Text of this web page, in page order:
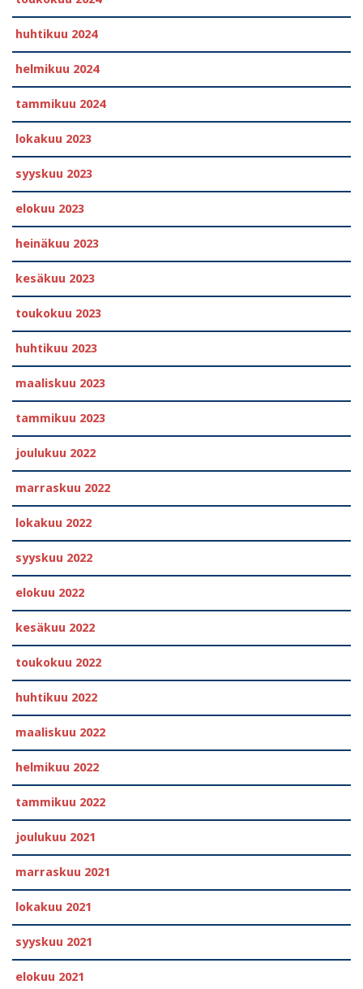
huhtikuu 2024
helmikuu 2024
tammikuu 2024
lokakuu 2023
syyskuu 2023
elokuu 2023
heinäkuu 2023
kesäkuu 2023
toukokuu 2023
huhtikuu 2023
maaliskuu 2023
tammikuu 2023
joulukuu 2022
marraskuu 2022
lokakuu 2022
syyskuu 2022
elokuu 2022
kesäkuu 2022
toukokuu 2022
huhtikuu 2022
maaliskuu 2022
helmikuu 2022
tammikuu 2022
joulukuu 2021
marraskuu 2021
lokakuu 2021
syyskuu 2021
elokuu 2021